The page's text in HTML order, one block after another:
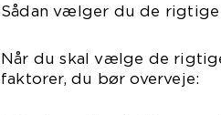
Sådan vælger du de rigtige
Når du skal vælge de
faktorer, du bør overveje: